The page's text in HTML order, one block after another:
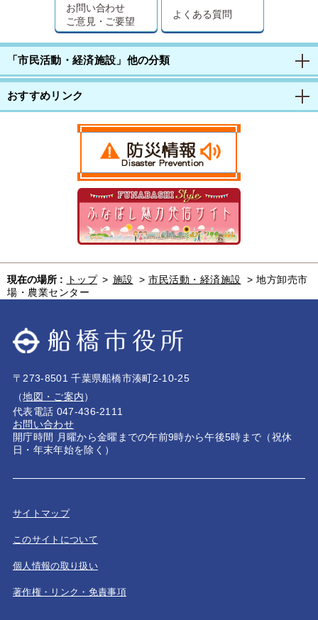
お問い合わせ
ご意見・ご要望
よくある質問
「市民活動・経済施設」他の分類
おすすめリンク
現在の場所 : トップ > 施設 > 市民活動・経済施設 > 地方卸売市
場・農業センター
〒273-8501 千葉県船橋市湊町2-10-25
（地図・ご案内）
代表電話 047-436-2111
お問い合わせ
開庁時間 月曜から金曜までの午前9時から午後5時まで（祝休
日・年末年始を除く）
サイトマップ
このサイトについて
個人情報の取り扱い
著作権・リンク・免責事項